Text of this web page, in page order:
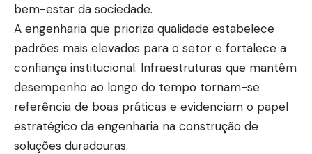
bem-estar da sociedade.
A engenharia que prioriza qualidade estabelece
padrões mais elevados para o setor e fortalece a
confiança institucional. Infraestruturas que mantêm
desempenho ao longo do tempo tornam-se
referência de boas práticas e evidenciam o papel
estratégico da engenharia na construção de
soluções duradouras.